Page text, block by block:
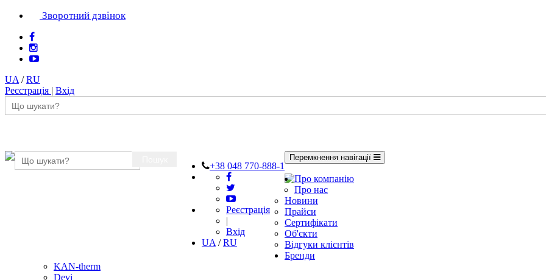
Зворотний дзвінок
UA /RU
Реєстрація | Вхід
+38 048 770-888-1
Реєстрація
|
Вхід
UA /RU
Перемкнення навігації
Про компанію
Про нас
Новини
Прайси
Сертифікати
Об'єкти
Відгуки клієнтів
Бренди
KAN-therm
Devi